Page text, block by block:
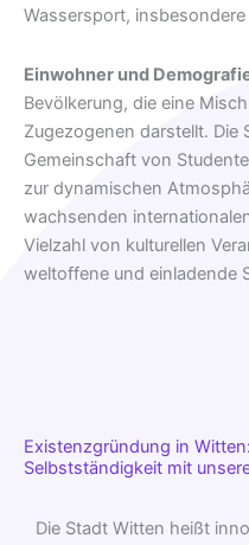
Wassersport,
Einwohner und
Bevölkerung, die eine
Zugezogenen darstellt. Die
Gemeinschaft von
zur dynamischen
wachsenden
Vielzahl von kulturellen
weltoffene und einladende
Existenzgründung in
Selbstständigkeit mit
Die Stadt Witten heißt